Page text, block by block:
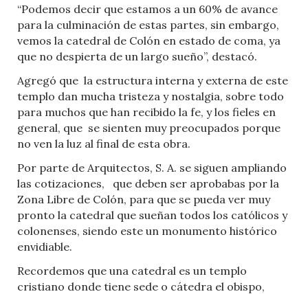
“Podemos decir que estamos a un 60% de avance
para la culminación de estas partes, sin embargo,
vemos la catedral de Colón en estado de coma, ya
que no despierta de un largo sueño”, destacó.
Agregó que la estructura interna y externa de este
templo dan mucha tristeza y nostalgia, sobre todo
para muchos que han recibido la fe, y los fieles en
general, que se sienten muy preocupados porque
no ven la luz al final de esta obra.
Por parte de Arquitectos, S. A. se siguen ampliando
las cotizaciones,
que deben ser aprobabas por la
Zona Libre de Colón, para que se pueda ver muy
pronto la catedral que sueñan todos los católicos y
colonenses, siendo este un monumento histórico
envidiable.
Recordemos que una catedral es un templo
cristiano donde tiene sede o cátedra el obispo,